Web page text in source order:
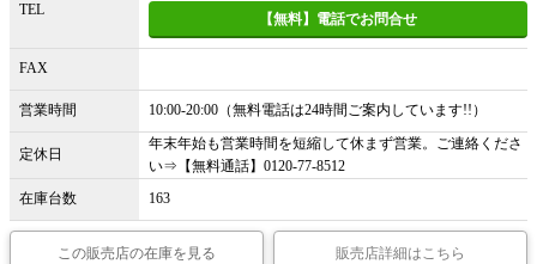
TEL
【無料】電話でお問合せ
FAX
営業時間 10:00-20:00（無料電話は24時間ご案内しています!!）
定休日
年末年始も営業時間を短縮して休まず営業。ご連絡くださ
い⇒【無料通話】0120-77-8512
在庫台数
163
この販売店の在庫を見る 販売店詳細はこちら